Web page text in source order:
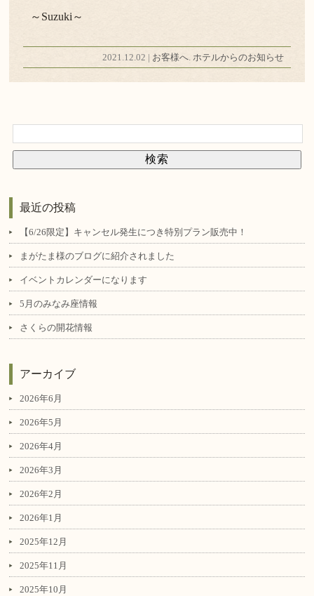
～Suzuki～
2021.12.02 | お客様へ. ホテルからのお知らせ
最近の投稿
【6/26限定】キャンセル発生につき特別プラン販売中！
まがたま様のブログに紹介されました
イベントカレンダーになります
5月のみなみ座情報
さくらの開花情報
アーカイブ
2026年6月
2026年5月
2026年4月
2026年3月
2026年2月
2026年1月
2025年12月
2025年11月
2025年10月